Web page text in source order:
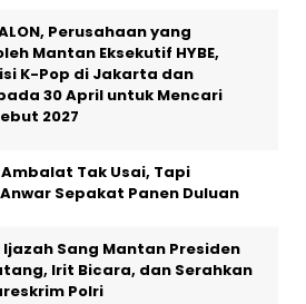
Perusahaan yang
Mantan Eksekutif HYBE,
K-Pop di Jakarta dan
30 April untuk Mencari
2027
Tak Usai, Tapi
Sepakat Panen Duluan
Sang Mantan Presiden
Irit Bicara, dan Serahkan
Polri